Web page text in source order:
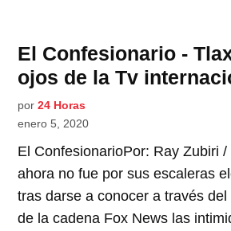
El Confesionario -
ojos de la Tv
por 24 Horas
enero 5, 2020
El ConfesionarioPor: Ray Zubiri
ahora no fue por sus escaleras
tras darse a conocer a través
de la cadena Fox News las